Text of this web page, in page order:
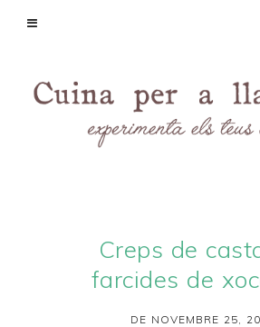
Creps de
farcides de
DE NOVEMBRE 25,